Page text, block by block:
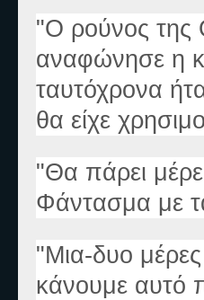
"Ο ρούνος της
αναφώνησε η
ταυτόχρονα
θα είχε
"Θα πάρει
Φάντασμα με
"Μια-δυο
κάνουμε αυτό